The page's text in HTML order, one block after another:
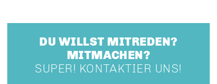
DU WILLST MITREDEN?
MITMACHEN?
SUPER! KONTAKTIER UNS!